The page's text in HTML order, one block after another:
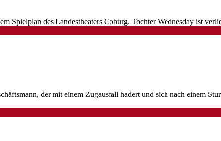
Spielplan des Landestheaters Coburg. Tochter Wednesday ist
der mit einem Zugausfall hadert und sich nach einem